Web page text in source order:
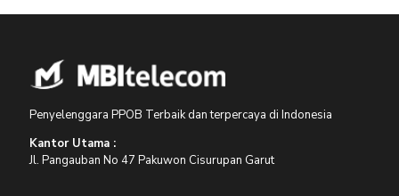
Penyelenggara PPOB Terbaik dan terpercaya di Indonesia
Kantor Utama :
Jl. Pangauban No 47 Pakuwon Cisurupan Garut